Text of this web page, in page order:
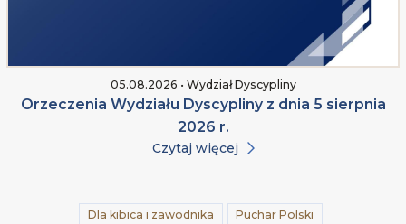
05.08.2026 • Wydział Dyscypliny
Orzeczenia Wydziału Dyscypliny z dnia 5 sierpnia
2026 r.
Czytaj więcej
Dla kibica i zawodnika Puchar Polski